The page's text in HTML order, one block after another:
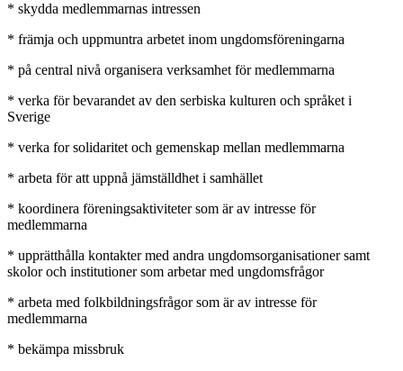
* skydda medlemmarnas intressen
* främja och uppmuntra arbetet inom ungdomsföreningarna
* på central nivå organisera verksamhet för medlemmarna
* verka för bevarandet av den serbiska kulturen och språket i
Sverige
* verka for solidaritet och gemenskap mellan medlemmarna
* arbeta för att uppnå jämställdhet i samhället
* koordinera föreningsaktiviteter som är av intresse för
medlemmarna
* upprätthålla kontakter med andra ungdomsorganisationer samt
skolor och institutioner som arbetar med ungdomsfrågor
* arbeta med folkbildningsfrågor som är av intresse för
medlemmarna
* bekämpa missbruk